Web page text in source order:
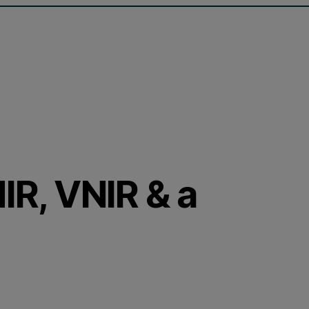
VNIR & a